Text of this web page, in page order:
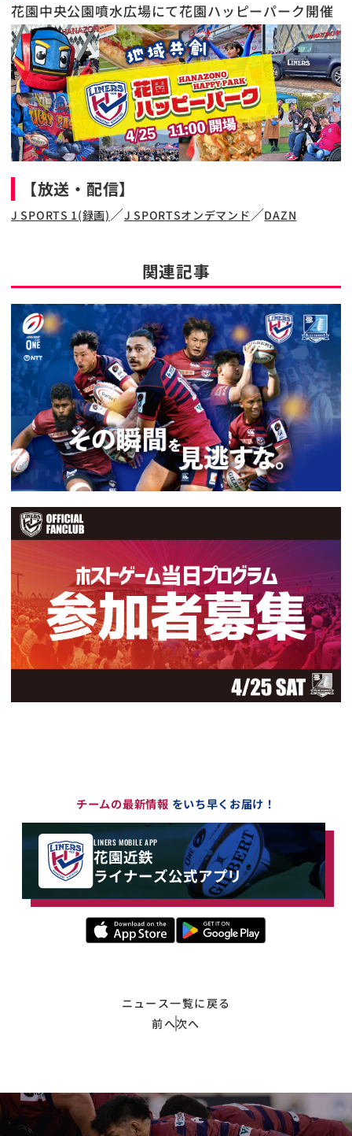
花園中央公園噴水広場にて花園ハッピーパーク開催
【放送・配信】
J SPORTS 1(録画)／J SPORTSオンデマンド／DAZN
関連記事
チームの最新情報 をいち早くお届け！
LINERS MOBILE APP
花園近鉄
ライナーズ公式アプリ
ニュース一覧に戻る
前へ次へ